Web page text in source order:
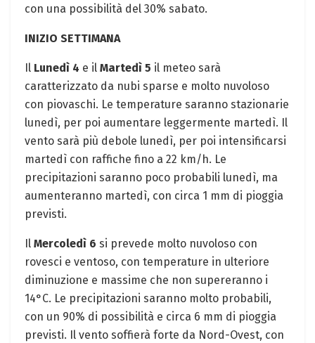
con una possibilità del 30% sabato.
INIZIO SETTIMANA
Il Lunedì 4 e il Martedì 5 il meteo sarà
caratterizzato da nubi sparse e molto nuvoloso
con piovaschi. Le temperature saranno stazionarie
lunedì, per poi aumentare leggermente martedì. Il
vento sarà più debole lunedì, per poi intensificarsi
martedì con raffiche fino a 22 km/h. Le
precipitazioni saranno poco probabili lunedì, ma
aumenteranno martedì, con circa 1 mm di pioggia
previsti.
Il Mercoledì 6 si prevede molto nuvoloso con
rovesci e ventoso, con temperature in ulteriore
diminuzione e massime che non supereranno i
14°C. Le precipitazioni saranno molto probabili,
con un 90% di possibilità e circa 6 mm di pioggia
previsti. Il vento soffierà forte da Nord-Ovest, con